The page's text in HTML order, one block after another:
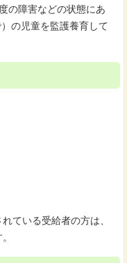
の障害などの状態にあ
の児童を監護養育して
ている受給者の方は、